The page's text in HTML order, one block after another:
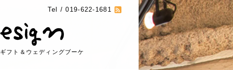
Tel /019-622-1681
フト＆ウェディングブーケ